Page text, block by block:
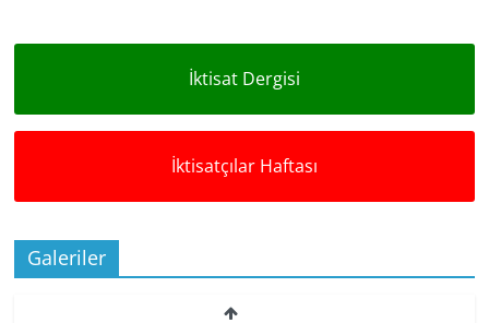
İktisat Dergisi
İktisatçılar Haftası
Galeriler